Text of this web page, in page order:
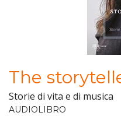
The
Storie di vita e di musica
AUDIOLIBRO